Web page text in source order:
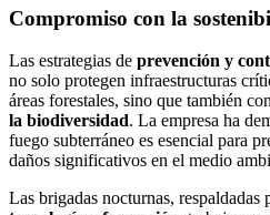
Compromiso con la
Las estrategias de prevención y
no solo protegen infraestructuras
áreas forestales, sino que también
la biodiversidad. La empresa ha
fuego subterráneo es esencial para
daños significativos en el medio
Las brigadas nocturnas,